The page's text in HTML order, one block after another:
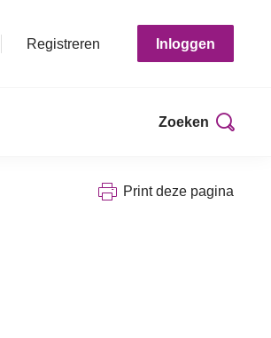
Registreren Inloggen
Zoeken
Print deze pagina